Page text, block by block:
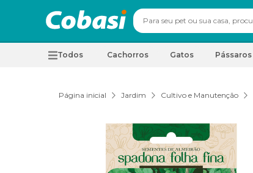
Todos Cachorros Gatos Pássaros
Página inicial Jardim Cultivo e Manutenção